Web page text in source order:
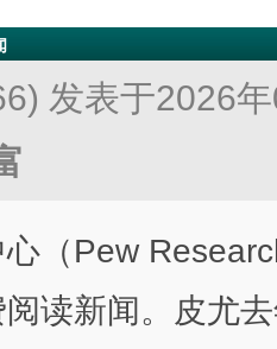
发表于2026
（Pew
读新闻。皮尤